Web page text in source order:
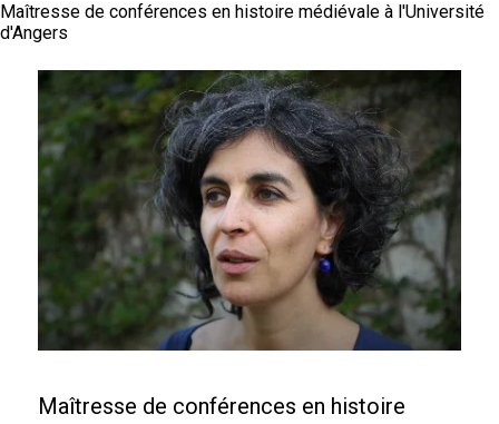
Maîtresse de conférences en histoire médiévale à l'Université
d'Angers
Maîtresse de conférences en histoire